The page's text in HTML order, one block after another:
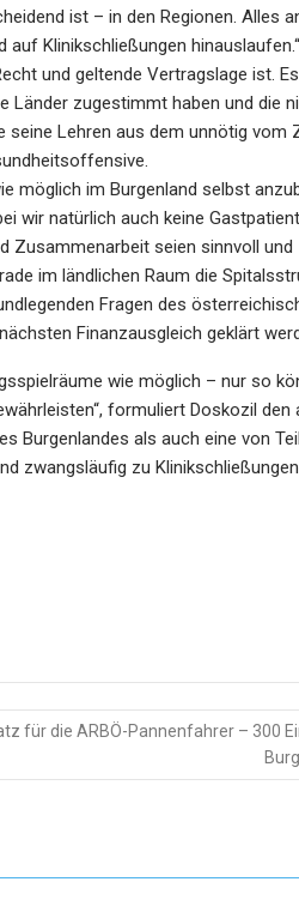
ist – in den Regionen. Alles
Klinikschließungen
und geltende Vertragslage ist.
Länder zugestimmt haben und die
seine Lehren aus dem unnötig vom
möglich im Burgenland selbst
wir natürlich auch keine
Zusammenarbeit seien sinnvoll und
im ländlichen Raum die
Fragen des
Finanzausgleich geklärt
wie möglich – nur so
formuliert Doskozil den
Burgenlandes als auch eine von
zwangsläufig zu
für die ARBÖ-Pannenfahrer – 300